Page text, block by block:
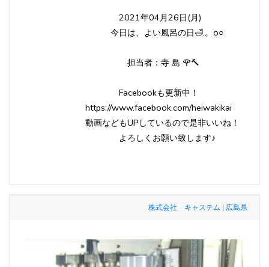
2021年04月26日(月)
今日は、よい風呂の日🛁.。o○
担当者：寺 島 🌹🔨
Facebookも更新中！
https://www.facebook.com/heiwakikai
動画などもUPしているので是非いいね！
よろしくお願い致します♪
株式会社 キャステム | 広島県